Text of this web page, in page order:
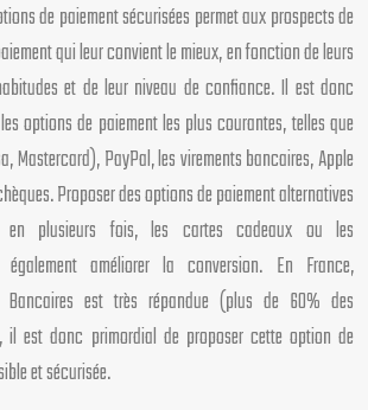
de paiement sécurisées permet aux prospects de
qui leur convient le mieux, en fonction de leurs
et de leur niveau de confiance. Il est donc
options de paiement les plus courantes, telles que
Mastercard), PayPal, les virements bancaires, Apple
Proposer des options de paiement alternatives
en plusieurs fois, les cartes cadeaux ou les
améliorer la conversion. En France,
Bancaires est très répandue (plus de 60% des
il est donc primordial de proposer cette option de
et sécurisée.